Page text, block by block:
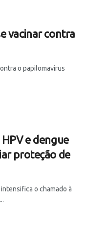
vacinar contra
o papilomavírus
e dengue
proteção de
o chamado à